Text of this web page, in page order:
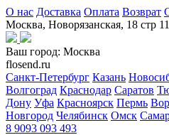
О нас Доставка Оплата Возврат
Москва, Новорязанская, 18 стр 11
Ваш город: Москва
flosend.ru
Санкт-Петербург Казань
Волгоград Краснодар Саратов
Дону Уфа Красноярск Пермь
Новгород Челябинск Омск
8 9093 093 493